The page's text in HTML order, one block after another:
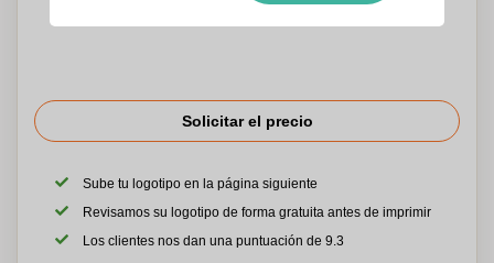
Solicitar el precio
Sube tu logotipo en la página siguiente
Revisamos su logotipo de forma gratuita antes de imprimir
Los clientes nos dan una puntuación de 9.3